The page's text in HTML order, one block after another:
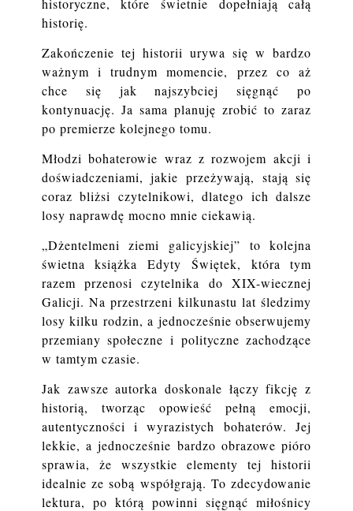
historyczne, które świetnie dopełniają całą
historię.
Zakończenie tej historii urywa się w bardzo
ważnym i trudnym momencie, przez co aż
chce się jak najszybciej sięgnąć po
kontynuację. Ja sama planuję zrobić to zaraz
po premierze kolejnego tomu.
Młodzi bohaterowie wraz z rozwojem akcji i
doświadczeniami, jakie przeżywają, stają się
coraz bliżsi czytelnikowi, dlatego ich dalsze
losy naprawdę mocno mnie ciekawią.
„Dżentelmeni ziemi galicyjskiej” to kolejna
świetna książka Edyty Świętek, która tym
razem przenosi czytelnika do XIX-wiecznej
Galicji. Na przestrzeni kilkunastu lat śledzimy
losy kilku rodzin, a jednocześnie obserwujemy
przemiany społeczne i polityczne zachodzące
w tamtym czasie.
Jak zawsze autorka doskonale łączy fikcję z
historią, tworząc opowieść pełną emocji,
autentyczności i wyrazistych bohaterów. Jej
lekkie, a jednocześnie bardzo obrazowe pióro
sprawia, że wszystkie elementy tej historii
idealnie ze sobą współgrają. To zdecydowanie
lektura, po którą powinni sięgnąć miłośnicy